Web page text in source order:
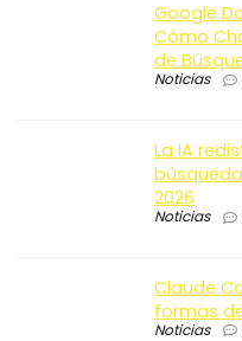
Google
Cómo
de
Noticias
La IA
2026
Noticias
Claude
formas
Noticias